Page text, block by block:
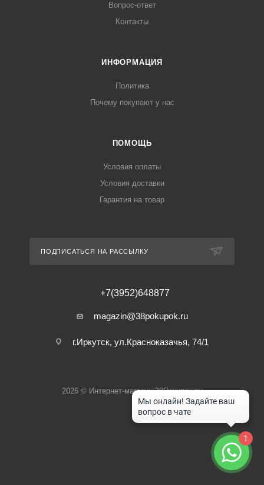
Вопрос-ответ
Контакты
ИНФОРМАЦИЯ
Политика
Почему покупают у нас
ПОМОЩЬ
Условия оплаты
Условия доставки
Гарантия на товар
ПОДПИСАТЬСЯ НА РАССЫЛКУ
+7(3952)648877
magazin@38pokupok.ru
г.Иркутск, ул.Красноказачья, 74/1
2026 © Интернет-магазин 38Покупок.ру
1